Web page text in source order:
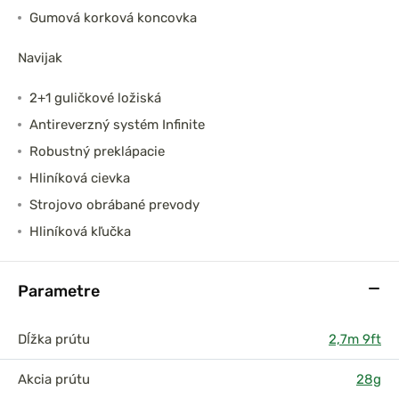
Gumová korková koncovka
Navijak
2+1 guličkové ložiská
Antireverzný systém Infinite
Robustný preklápacie
Hliníková cievka
Strojovo obrábané prevody
Hliníková kľučka
Parametre
Dĺžka prútu 2,7m 9ft
Akcia prútu 28g